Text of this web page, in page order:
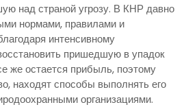
над страной угрозу. В КНР давно
нормами, правилами и
интенсивному
пришедшую в упадок
же остается прибыль, поэтому
находят способы выполнять его
организациями.